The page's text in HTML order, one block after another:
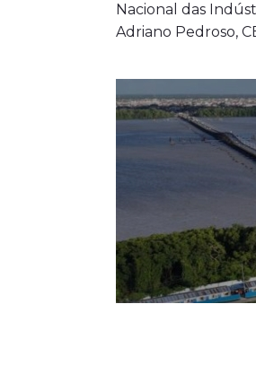
Nacional das
Adriano Pedroso,